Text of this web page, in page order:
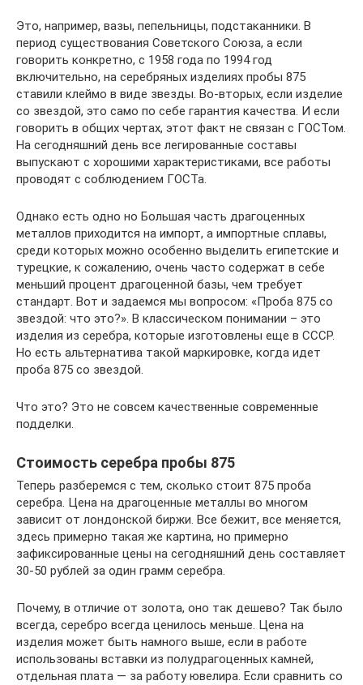
Это, например, вазы, пепельницы, подстаканники. В
период существования Советского Союза, а если
говорить конкретно, с 1958 года по 1994 год
включительно, на серебряных изделиях пробы 875
ставили клеймо в виде звезды. Во-вторых, если изделие
со звездой, это само по себе гарантия качества. И если
говорить в общих чертах, этот факт не связан с ГОСТом.
На сегодняшний день все легированные составы
выпускают с хорошими характеристиками, все работы
проводят с соблюдением ГОСТа.
Однако есть одно но Большая часть драгоценных
металлов приходится на импорт, а импортные сплавы,
среди которых можно особенно выделить египетские и
турецкие, к сожалению, очень часто содержат в себе
меньший процент драгоценной базы, чем требует
стандарт. Вот и задаемся мы вопросом: «Проба 875 со
звездой: что это?». В классическом понимании – это
изделия из серебра, которые изготовлены еще в СССР.
Но есть альтернатива такой маркировке, когда идет
проба 875 со звездой.
Что это? Это не совсем качественные современные
подделки.
Стоимость серебра пробы 875
Теперь разберемся с тем, сколько стоит 875 проба
серебра. Цена на драгоценные металлы во многом
зависит от лондонской биржи. Все бежит, все меняется,
здесь примерно такая же картина, но примерно
зафиксированные цены на сегодняшний день составляет
30-50 рублей за один грамм серебра.
Почему, в отличие от золота, оно так дешево? Так было
всегда, серебро всегда ценилось меньше. Цена на
изделия может быть намного выше, если в работе
использованы вставки из полудрагоценных камней,
отдельная плата — за работу ювелира. Если сравнить со